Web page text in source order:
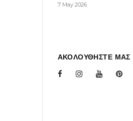
7 May 2026
ΑΚΟΛΟΥΘΗΣΤΕ ΜΑΣ